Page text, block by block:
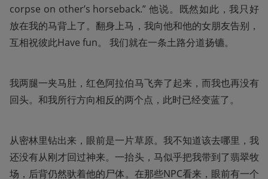
corpse on other’s horseback.” 他说。既然如此，我只好
放在我的马背上了。翻身上马，我向他和他的女朋友告别，
互相祝彼此Have fun。 我们就在一条土路分道扬镳。
我两腿一夹马肚，红色阿拉伯马飞奔了起来，而我也再没有
回头。和我所行方向相反的两个点，此时已经变蓝了。
从密林里钻出来，眼前是一片草原。我不知道该去哪里，我
还没有从刚才回过神来。一抬头，马似乎把我带到了翡翠牧
场，后背仍然驮着他的尸体。在那些NPC看来，眼前有一个